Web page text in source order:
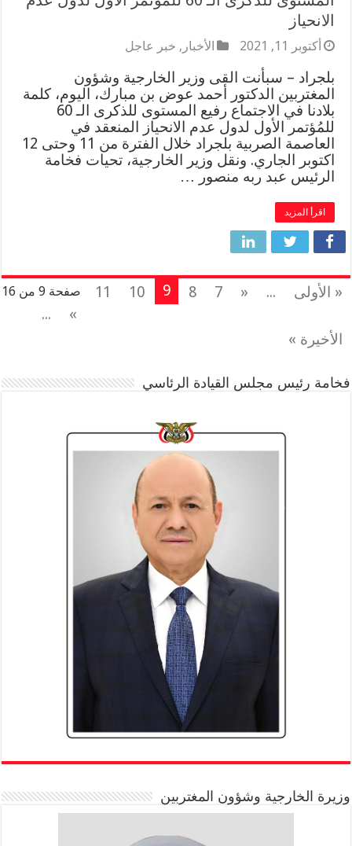
الانحياز
أكتوبر 11, 2021 الأخبار , خبر عاجل
بلجراد – سبأنت القى وزير الخارجية وشؤون
المغتربين الدكتور أحمد عوض بن مبارك، اليوم، كلمة
بلادنا في الاجتماع رفيع المستوى للذكرى الـ 60
للمُؤتمر الأول لدول عدم الانحياز المنعقد في
العاصمة الصربية بلجراد خلال الفترة من 11 وحتى 12
اكتوبر الجاري. ونقل وزير الخارجية، تحيات فخامة
الرئيس عبد ربه منصور …
اقرأ المزيد
صفحة 9 من 16 « الأولى ...
«
7
8
9
10
11
»
...
الأخيرة »
فخامة رئيس مجلس القيادة الرئاسي
وزيرة الخارجية وشؤون المغتربين